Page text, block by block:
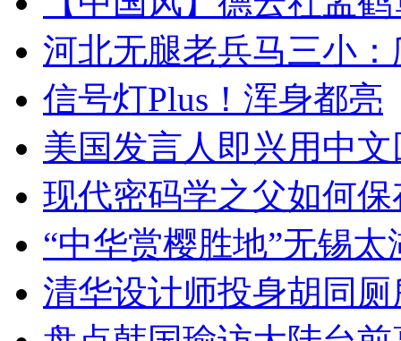
河北无腿老兵马三小
信号灯Plus！浑身都亮
美国发言人即兴用中
现代密码学之父如何
“中华赏樱胜地”无锡
清华设计师投身胡同